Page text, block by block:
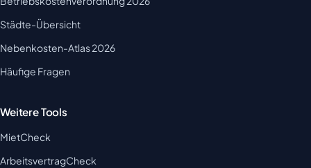
Städte-Übersicht
Nebenkosten-Atlas 2026
Häufige Fragen
Weitere Tools
MietCheck
ArbeitsvertragCheck